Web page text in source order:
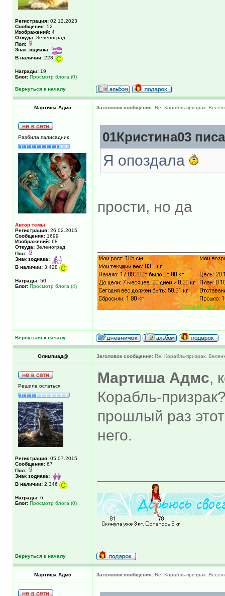
Регистрация: 02.12.2023
Сообщения: 52
Изображений: 4
Откуда: Зеленоград
Пол:
Знак зодиака:
В наличии: 228
Награды: 19
Блог: Просмотр блога (0)
Вернуться к началу
Мартиша Адмс Заголовок сообщения: Re: Корабль-призрак.
Разбила палисадник
Автор темы
Регистрация: 26.02.2015
Сообщения: 1699
Изображений: 68
Откуда: Зеленоград
Пол:
Знак зодиака:
В наличии: 3,428
Награды: 50
Блог: Просмотр блога (4)
01Кристина03
Я опоздала
прости, но да
Вернуться к началу
Олимпиад@ Заголовок сообщения: Re: Корабль-призрак.
Решила остаться
Регистрация: 05.07.2015
Сообщения: 67
Пол:
Знак зодиака:
В наличии: 2,346
Награды: 6
Блог: Просмотр блога (0)
Мартиша Адмс,
Корабль-
прошлый раз
него.
Вернуться к началу
Мартиша Адмс Заголовок сообщения: Re: Корабль-призрак.